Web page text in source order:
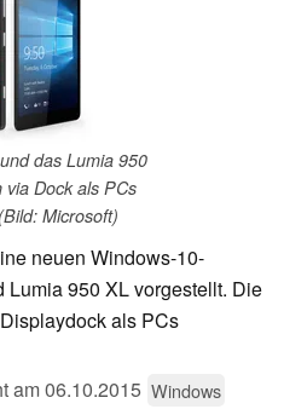
das Lumia 950
Dock als PCs
Microsoft)
neuen Windows-10-
950 XL vorgestellt. Die
als PCs
am06.10.2015 Windows